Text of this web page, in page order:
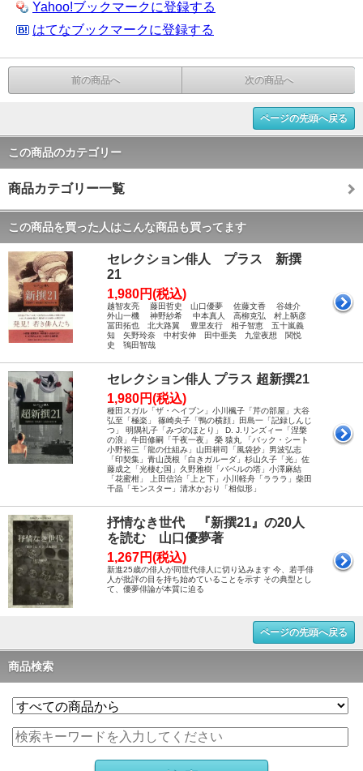
Yahoo!ブックマークに登録する
はてなブックマークに登録する
前の商品へ 次の商品へ
ページの先頭へ戻る
この商品のカテゴリー
商品カテゴリー一覧
この商品を買った人はこんな商品も買ってます
セレクション俳人 プラス 新撰
21
1,980円(税込)
越智友亮 藤田哲史 山口優夢 佐藤文香 谷雄介
外山一機 神野紗希 中本真人 高柳克弘 村上鞆彦
冨田拓也 北大路翼 豊里友行 相子智恵 五十嵐義
知 矢野玲奈 中村安伸 田中亜美 九堂夜想 関悦
史 鴇田智哉
セレクション俳人 プラス 超新撰21
1,980円(税込)
種田スガル「ザ・ヘイブン」小川楓子「芹の部屋」大谷
弘至「極楽」 篠崎央子「鴨の横顔」田島一「記録しんじ
つ」 明隅礼子「みづのほとり」 D. J.リンズィー「涅槃
の浪」牛田修嗣「千夜一夜」 榮 猿丸 「バック・シート
小野裕三「龍の仕組み」山田耕司「風袋抄」男波弘志
「印契集」青山茂根「白きガルーダ」杉山久子「光」佐
藤成之「光棲む国」久野雅樹「バベルの塔」小澤麻結
「花蜜柑」 上田信治「上と下」小川軽舟「ラララ」柴田
千晶「モンスター」清水かおり「相似形」
抒情なき世代 『新撰21』の20人
を読む 山口優夢著
1,267円(税込)
新進25歳の俳人が同世代俳人に切り込みます 今、若手俳
人が批評の目を持ち始めていることを示す その典型とし
て、優夢俳論が本質に迫る
ページの先頭へ戻る
商品検索